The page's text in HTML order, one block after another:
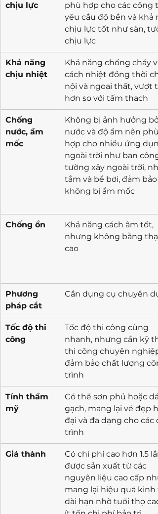
chịu lực
phù hợp cho các công
yêu cầu độ bền và khả
chịu lực tốt như sàn,
chịu lực
Khả năng
chịu nhiệt
Khả năng chống cháy
cách nhiệt đồng thời
nội và ngoại thất, vượt
hơn so với tấm thạch
Chống
nước, ẩm
mốc
Không bị ảnh hưởng bởi
nước và độ ẩm nên phù
hợp cho nhiều ứng
ngoài trời như ban
tường xây ngoài trời,
tắm và bể bơi, đảm bảo
không bị ẩm mốc
Chống ồn
Khả năng cách âm tốt,
nhưng không bằng
cao
Phương
pháp cắt
Cần dụng cụ chuyên
Tốc độ thi
công
Tốc độ thi công cũng
nhanh, nhưng cần kỹ
thi công chuyên
đảm bảo chất lượng
trình
Tính thẩm
mỹ
Có thể sơn phủ hoặc
gạch, mang lại vẻ đẹp
đại và đa dạng cho các
trình
Giá thành
Có chi phí cao hơn 1.5
được sản xuất từ các
nguyên liệu cao cấp
mang lại hiệu quả kinh
dài hạn nhờ tuổi thọ